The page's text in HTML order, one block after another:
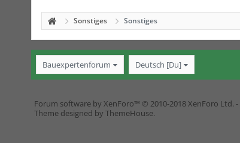
Sonstiges Sonstiges
Bauexpertenforum Deutsch [Du]
Forum software by XenForo™ © 2010-2018 XenForo Ltd. -
Theme designed by ThemeHouse.